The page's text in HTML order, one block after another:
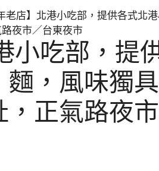
老店】北港小吃部，提供各式北港
夜市／台東夜市
小吃部，提
，風味獨
正氣路夜